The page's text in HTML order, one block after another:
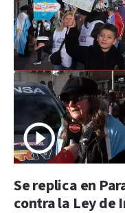
Se replica en
contra la Ley de